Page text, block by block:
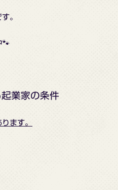
。
🐾
業家の条件
ます。